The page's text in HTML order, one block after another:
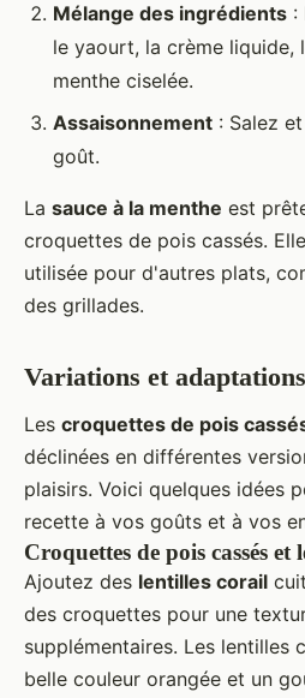
Mélange des ingrédients :
le yaourt, la crème liquide,
menthe ciselée.
Assaisonnement : Salez
goût.
La sauce à la menthe est
croquettes de pois cassés.
utilisée pour d'autres plats,
des grillades.
Variations et
Les croquettes de pois
déclinées en différentes
plaisirs. Voici quelques idées
recette à vos goûts et à vos
Croquettes de pois cassés et
Ajoutez des lentilles corail
des croquettes pour une
supplémentaires. Les lentilles
belle couleur orangée et un